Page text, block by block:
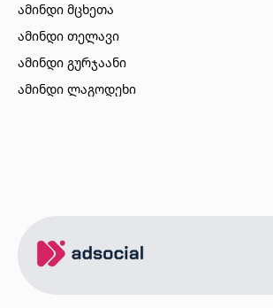
ამინდი მცხეთა
ამინდი თელავი
ამინდი გურჯაანი
ამინდი ლაგოდეხი
ამინდი ზუგდიდი